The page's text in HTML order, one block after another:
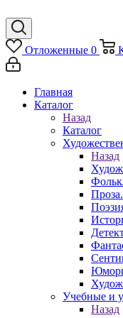
Отложенные 0
Главная
Каталог
Назад
Каталог
Назад
Учебные и
Назад